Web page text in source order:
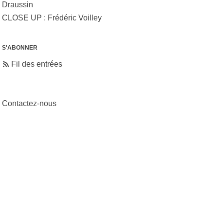
Draussin
CLOSE UP : Frédéric Voilley
S'ABONNER
Fil des entrées
Contactez-nous